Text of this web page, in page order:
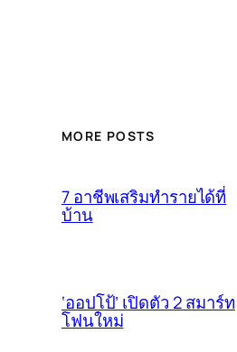
MORE POSTS
7 อาชีพเสริมทำรายได้ที่
บ้าน
‘ออปโป้’ เปิดตัว 2 สมาร์ท
โฟนใหม่